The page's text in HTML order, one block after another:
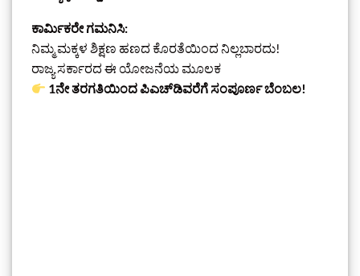
ಕಾರ್ಮಿಕರೇ ಗಮನಿಸಿ:
ನಿಮ್ಮ ಮಕ್ಕಳ ಶಿಕ್ಷಣ ಹಣದ ಕೊರತೆಯಿಂದ ನಿಲ್ಲಬಾರದು!
ರಾಜ್ಯ ಸರ್ಕಾರದ ಈ ಯೋಜನೆಯ ಮೂಲಕ
1ನೇ ತರಗತಿಯಿಂದ ಪಿಎಚ್‌ಡಿವರೆಗೆ ಸಂಪೂರ್ಣ ಬೆಂಬಲ!